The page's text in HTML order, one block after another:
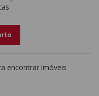
encontrar imóveis